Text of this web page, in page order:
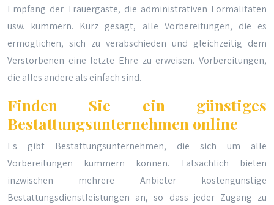
Empfang der Trauergäste, die administrativen Formalitäten
usw. kümmern. Kurz gesagt, alle Vorbereitungen, die es
ermöglichen, sich zu verabschieden und gleichzeitig dem
Verstorbenen eine letzte Ehre zu erweisen. Vorbereitungen,
die alles andere als einfach sind.
Finden Sie ein günstiges
Bestattungsunternehmen online
Es gibt Bestattungsunternehmen, die sich um alle
Vorbereitungen kümmern können. Tatsächlich bieten
inzwischen mehrere Anbieter kostengünstige
Bestattungsdienstleistungen an, so dass jeder Zugang zu